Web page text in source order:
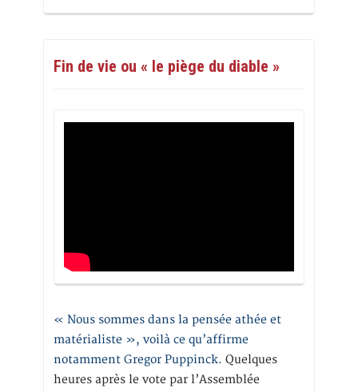
Fin de vie ou « le piège du diable »
« Nous sommes dans la pensée athée et
matérialiste », voilà ce qu’affirme
notamment Gregor Puppinck. Quelques
heures après le vote par l’Assemblée